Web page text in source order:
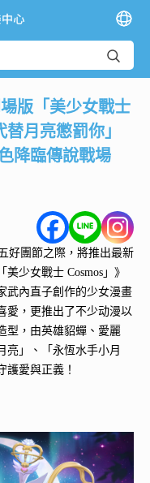
版「美少女戰士
月亮懲罰你」
降臨傳說戰場
好團節之際，將推出最新
少女戰士 Cosmos」》
武內直子創作的少女漫畫
愛，更推出了不少动漫以
型，由英雄貂蟬、愛麗
亮」、「永恆水手小月
護愛與正義！